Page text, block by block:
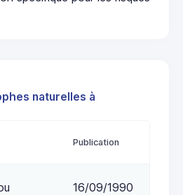
naturelles à
Publication
16/09/1990